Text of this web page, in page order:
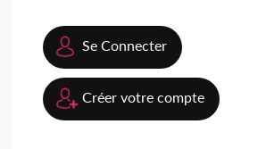
Se Connecter
Créer votre compte